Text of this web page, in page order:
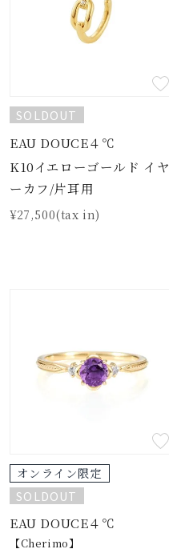
SOLDOUT
EAU DOUCE４℃
K10イエローゴールド イヤ
ーカフ/片耳用
¥27,500(tax in)
オンライン限定
SOLDOUT
EAU DOUCE４℃
【Cherimo】